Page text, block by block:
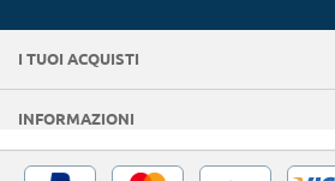
I TUOI ACQUISTI
INFORMAZIONI